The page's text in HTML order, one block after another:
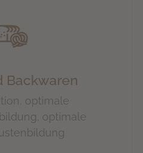
Backwaren
optimale
optimale